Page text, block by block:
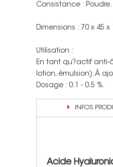
Consistance : Poudre.
Dimensions : 70 x 45 x
Utilisation :
En tant qu?actif anti-
lotion, émulsion). À
Dosage : 0.1 - 0.5 %.
INFOS
Acide